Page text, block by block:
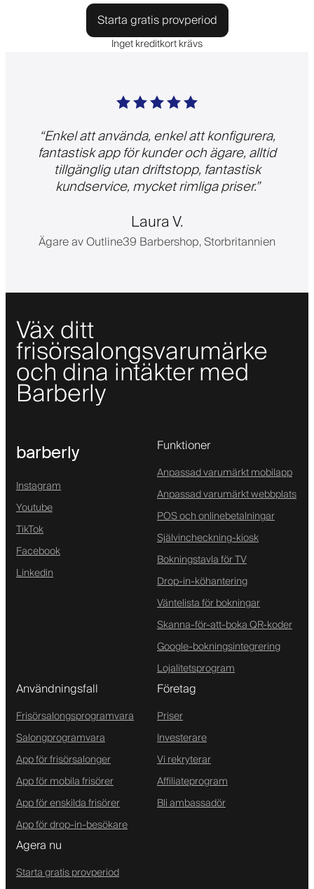
Starta gratis provperiod
Inget kreditkort krävs
“Enkel att använda, enkel att konfigurera,
fantastisk app för kunder och ägare, alltid
tillgänglig utan driftstopp, fantastisk
kundservice, mycket rimliga priser.”
Laura V.
Ägare av Outline39 Barbershop, Storbritannien
Väx ditt
frisörsalongsvarumärke
och dina intäkter med
Barberly
barberly
Instagram
Youtube
TikTok
Facebook
Linkedin
Funktioner
Anpassad varumärkt mobilapp
Anpassad varumärkt webbplats
POS och onlinebetalningar
Självincheckning-kiosk
Bokningstavla för TV
Drop-in-köhantering
Väntelista för bokningar
Skanna-för-att-boka QR-koder
Google-bokningsintegrering
Lojalitetsprogram
Användningsfall
Frisörsalongsprogramvara
Salongprogramvara
App för frisörsalonger
App för mobila frisörer
App för enskilda frisörer
App för drop-in-besökare
Företag
Priser
Investerare
Vi rekryterar
Affiliateprogram
Bli ambassadör
Agera nu
Starta gratis provperiod